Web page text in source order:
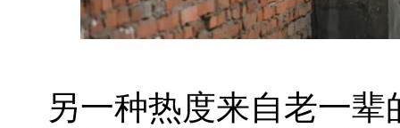
另一种热度来自老一